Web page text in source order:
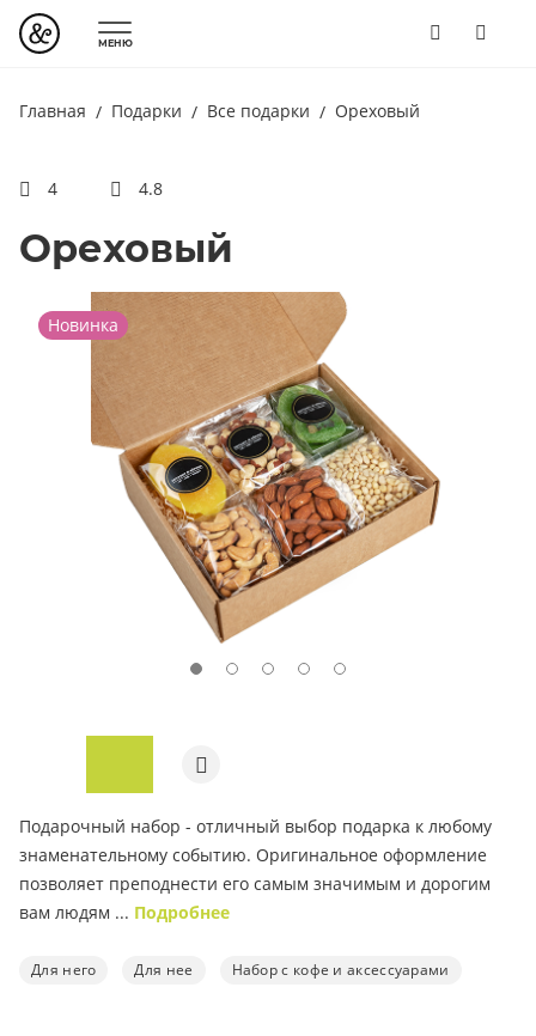
МЕНЮ
Главная Подарки Все подарки Ореховый
4 4.8
Ореховый
Новинка
Подарочный набор - отличный выбор подарка к любому
знаменательному событию. Оригинальное оформление
позволяет преподнести его самым значимым и дорогим
вам людям ... Подробнее
Для него Для нее Набор с кофе и аксессуарами